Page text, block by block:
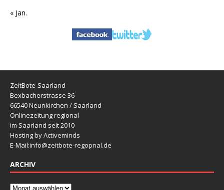
« Jan.
ZeitBote-Saarland
Bexbacherstrasse 36
66540 Neunkirchen / Saarland
Onlinezeitung regional
im Saarland seit 2010
Hosting by Activeminds
E-Mail:info@zeitbote-regopnal.de
ARCHIV